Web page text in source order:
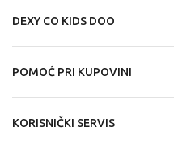
DEXY CO KIDS DOO
POMOĆ PRI KUPOVINI
KORISNIČKI SERVIS